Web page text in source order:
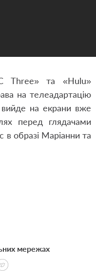
Three» та «Hulu»
на телеадартацію
вийде на екрани вже
перед глядачами
в образі Маріанни та
мережах